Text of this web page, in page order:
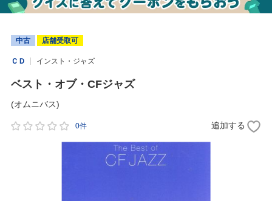
中古 店舗受取可
ＣＤ インスト・ジャズ
ベスト・オブ・CFジャズ
(オムニバス)
0件 追加する